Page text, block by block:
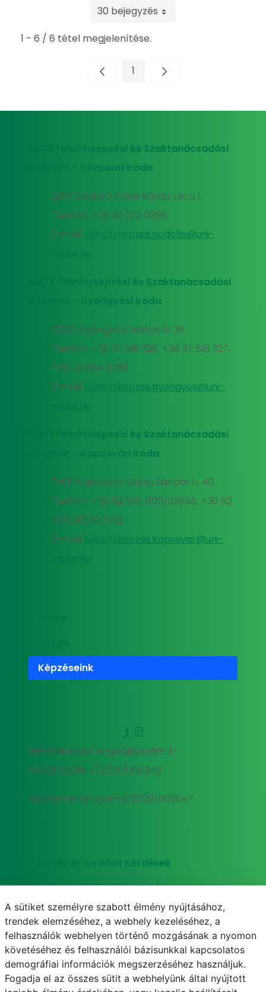
30 bejegyzés
1 - 6 / 6 tétel megjelenítése.
Oldal
1
MATE Felnőttképzési és Szaktanácsadási
Központ - Központi iroda
2100 Gödöllő, Páter Károly utca 1.
Telefon: +36 30 272 0206
E-mail:
felnottkepzes.godollo@uni-
MATE Felnőttképzési és Szaktanácsadási
Központ - Gyöngyösi iroda
3200 Gyöngyös, Mátrai út 36.
Telefon: +36 37 518 326, +36 37 518 327,
+36 20 534 9789
E-mail:
felnottkepzes.gyongyos@uni-
MATE Felnőttképzési és Szaktanácsadási
Központ - Kaposvári iroda
7400 Kaposvár, Guba Sándor u. 40.
Telefon: +36 82 505 800/02656, +36 82
505 800/02652
E-mail:
felnottkepzes.kaposvar@uni-
Képzéseink
Felnőttképzési engedélyszám: E-
000293/2014, E/2020/000248
Nyilvántartási szám: B/2020/003047
Gyakran Ismételt Kérdések
Adatkezelési tájékoztató
Süti (cookie) tájékoztató
E-mail Telefonkönyv NEPTUN E-learning
A sütiket személyre szabott élmény nyújtásához,
trendek elemzéséhez, a webhely kezeléséhez, a
felhasználók webhelyen történő mozgásának a nyomon
követéséhez és felhasználói bázisunkkal kapcsolatos
demográfiai információk megszerzéséhez használjuk.
Fogadja el az összes sütit a webhelyünk által nyújtott